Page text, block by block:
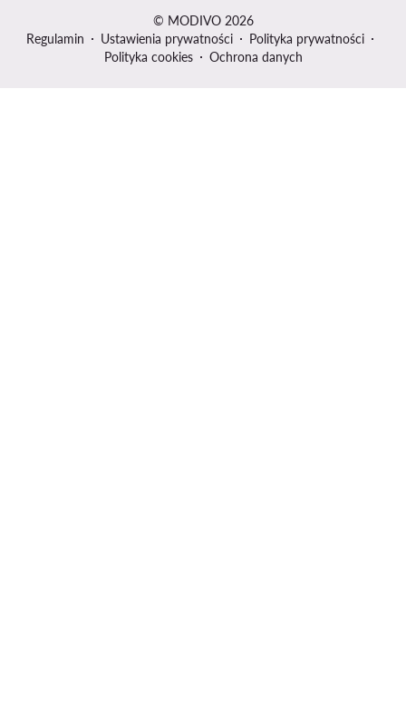
© MODIVO 2026
Regulamin
Ustawienia prywatności
Polityka prywatności
Polityka cookies
Ochrona danych